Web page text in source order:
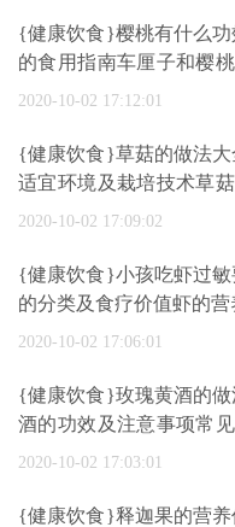
{健康饮食}樱桃有什么
的食用指南车厘子和樱
呢
2020-10-02 17:12:01
{健康饮食}草菇的做法大
适宜环境及栽培技术草
介
2020-10-02 17:09:02
{健康饮食}小孩吃虾过
的分类及食疗价值虾的营
2020-10-02 17:06:01
{健康饮食}玫瑰黄酒的
酒的功效及注意事项常
法
2020-10-02 17:03:01
{健康饮食}释迦果的营养